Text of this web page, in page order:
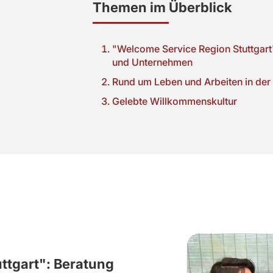
Themen im Überblick
"Welcome Service Region
und Unternehmen
Rund um Leben und Arbeiten in
Gelebte Willkommenskultur
Beratung